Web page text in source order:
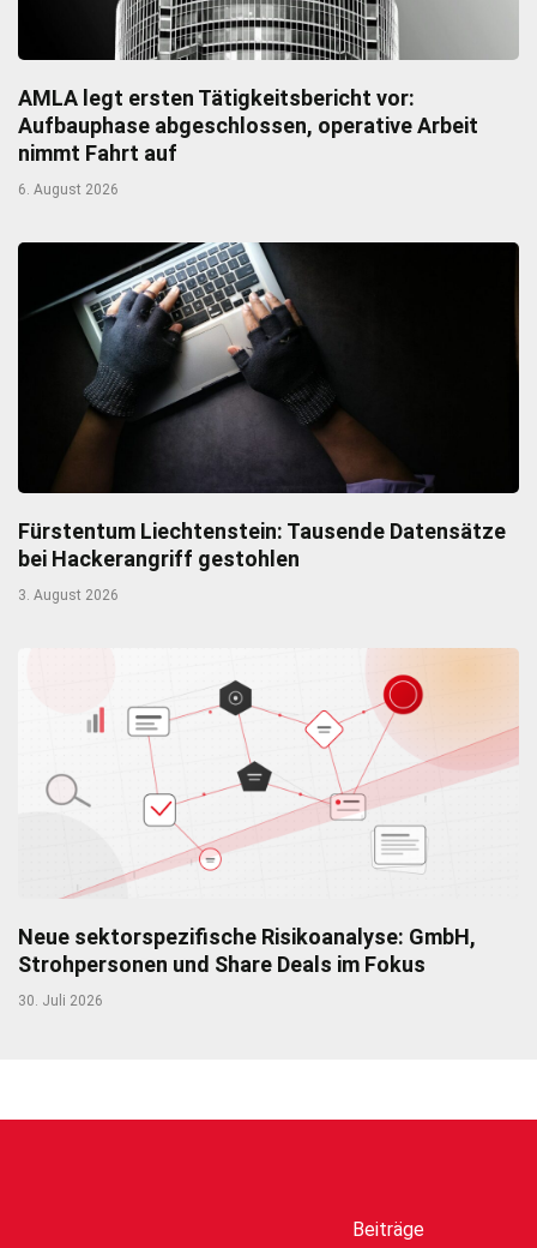
AMLA legt ersten Tätigkeitsbericht vor:
Aufbauphase abgeschlossen, operative Arbeit
nimmt Fahrt auf
6. August 2026
Fürstentum Liechtenstein: Tausende Datensätze
bei Hackerangriff gestohlen
3. August 2026
Neue sektorspezifische Risikoanalyse: GmbH,
Strohpersonen und Share Deals im Fokus
30. Juli 2026
Beiträge